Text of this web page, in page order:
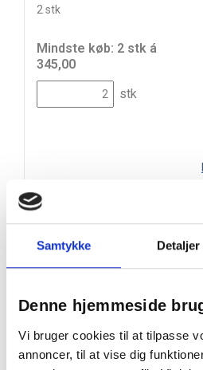
Samtykke Detaljer
Denne hjemmeside
Vi bruger cookies til at tilpasse
annoncer, til at vise dig
2 stk
Mindste køb: 2 stk á
345,00
stk
På lager